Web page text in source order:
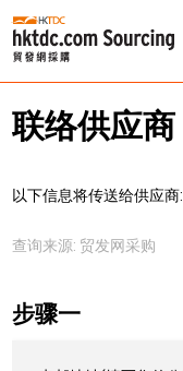
联络供应商
以下信息将传送给供应商:
查询来源: 贸发网采购
步骤一